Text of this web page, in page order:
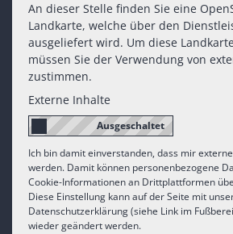
An dieser Stelle finden Sie eine
Landkarte, welche über den
ausgeliefert wird. Um diese
müssen Sie der Verwendung von
zustimmen.
Externe Inhalte
Ich bin damit einverstanden, dass mir
werden. Damit können personenbezogene
Cookie-Informationen an Drittplattformen
Diese Einstellung kann auf der Seite mit
Datenschutzerklärung (siehe Link im
wieder geändert werden.